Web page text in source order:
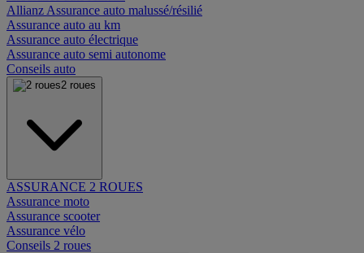
Allianz Assurance auto malussé/résilié
Assurance auto au km
Assurance auto électrique
Assurance auto semi autonome
Conseils auto
2 roues
ASSURANCE 2 ROUES
Assurance moto
Assurance scooter
Assurance vélo
Conseils 2 roues